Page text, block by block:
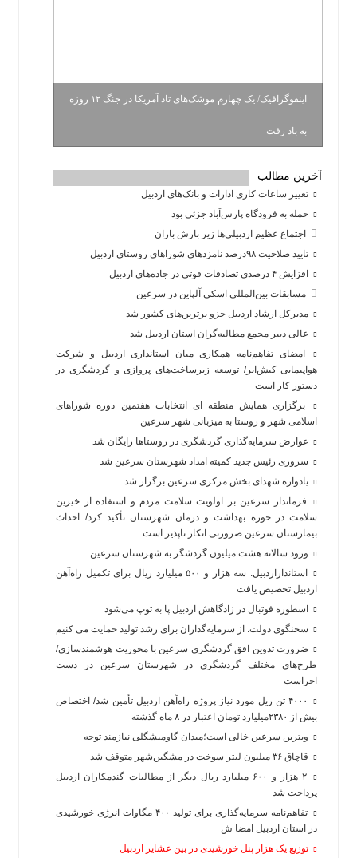
اینفوگرافیک/ یک چهارم موشک‌های تاد آمریکا در جنگ ۱۲ روزه
به باد رفت
آخرین مطالب
تغییر ساعات کاری ادارات و بانک‌های اردبیل
حمله به فرودگاه پارس‌‌آباد جزئی بود
اجتماع عظیم اردبیلی‌ها زیر بارش باران
تایید صلاحیت ۹۸درصد نامزدهای شوراهای روستای اردبیل
افزایش ۴ درصدی تصادفات فوتی در جاده‌های اردبیل
مسابقات بین‌المللی اسکی آلپاین در سرعین
مدیرکل ارشاد اردبیل جزو برترین‌های کشور شد
عالی دبیر مجمع مطالبه‌گران استان اردبیل شد
امضای تفاهم‌نامه همکاری میان استانداری اردبیل و شرکت
هواپیمایی کیش‌ایر/ توسعه زیرساخت‌های پروازی و گردشگری در
دستور کار است
برگزاری همایش منطقه ای انتخابات هفتمین دوره شوراهای
اسلامی شهر و روستا به میزبانی شهر سرعین
عوارض سرمایه‌گذاری گردشگری در روستاها رایگان شد
سروری رئیس جدید کمیته امداد شهرستان سرعین شد
یادواره شهدای بخش مرکزی سرعین برگزار شد
فرماندار سرعین بر اولویت سلامت مردم و استفاده از خیرین
سلامت در حوزه بهداشت و درمان شهرستان تأکید کرد/ احداث
بیمارستان سرعین ضرورتی انکار ناپذیر است
ورود سالانه هشت میلیون گردشگر به شهرستان سرعین
استانداراردبیل: سه هزار و ۵۰۰ میلیارد ریال برای تکمیل راه‌آهن
اردبیل تخصیص یافت
اسطوره فوتبال در زادگاهش اردبیل پا به توپ می‌شود
سخنگوی دولت: از سرمایه‌گذاران برای رشد تولید حمایت می کنیم
ضرورت تدوین افق گردشگری سرعین با محوریت هوشمندسازی/
طرح‌های مختلف گردشگری در شهرستان سرعین در دست
اجراست
۴۰۰۰ تن ریل مورد نیاز پروژه راه‌آهن اردبیل تأمین شد/ اختصاص
بیش از ۲۳۸۰میلیارد تومان اعتبار در ۸ ماه گذشته
ویترین سرعین خالی است؛میدان گاومیشگلی نیازمند توجه
قاچاق ۳۶ میلیون لیتر سوخت در مشگین‌شهر متوقف شد
۲ هزار و ۶۰۰‌ میلیارد ریال دیگر از مطالبات گندمکاران اردبیل
پرداخت شد
تفاهم‌نامه سرمایه‌گذاری برای تولید ۴۰۰ مگاوات انرژی خورشیدی
در استان اردبیل امضا ش
توزیع یک هزار پنل خورشیدی در بین عشایر اردبیل